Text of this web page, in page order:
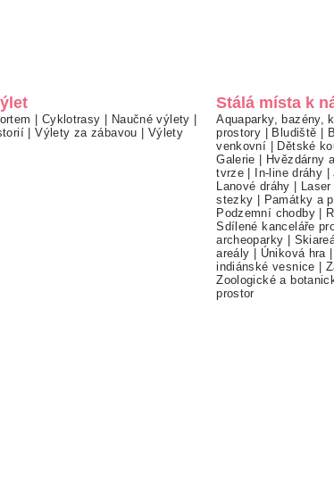
| Cyklotrasy | Naučné výlety |
|Výlety za zábavou | Výlety
Stálá místa k
Aquaparky, bazény,
prostory | Bludiště |
venkovní | Dětské
Galerie | Hvězdárny
tvrze | In-line dráhy |
Lanové dráhy |
stezky | Památky a
Podzemní chodby|
Sdílené kanceláře
archeoparky |
areály | Úniková hra
indiánské vesnice |
Zoologické a
prostor